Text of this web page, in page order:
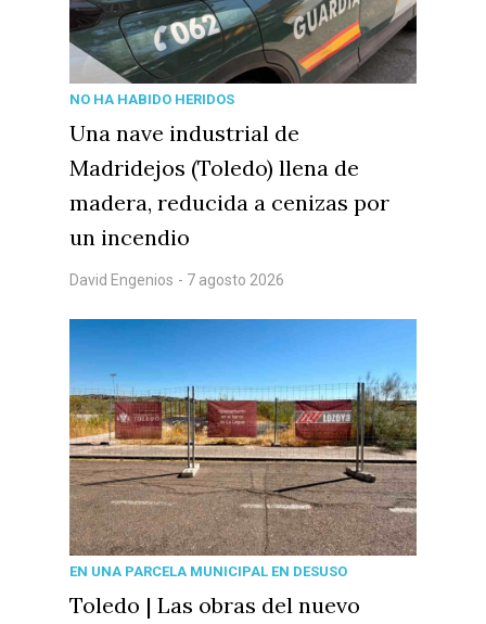
NO HA HABIDO HERIDOS
Una nave industrial de
Madridejos (Toledo) llena de
madera, reducida a cenizas por
un incendio
David Engenios - 7 agosto 2026
EN UNA PARCELA MUNICIPAL EN DESUSO
Toledo | Las obras del nuevo